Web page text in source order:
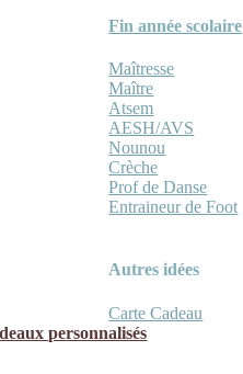
Fin année scolaire
Maîtresse
Maître
Atsem
AESH/AVS
Nounou
Crèche
Prof de Danse
Entraineur de Foot
Autres idées
Carte Cadeau
personnalisés